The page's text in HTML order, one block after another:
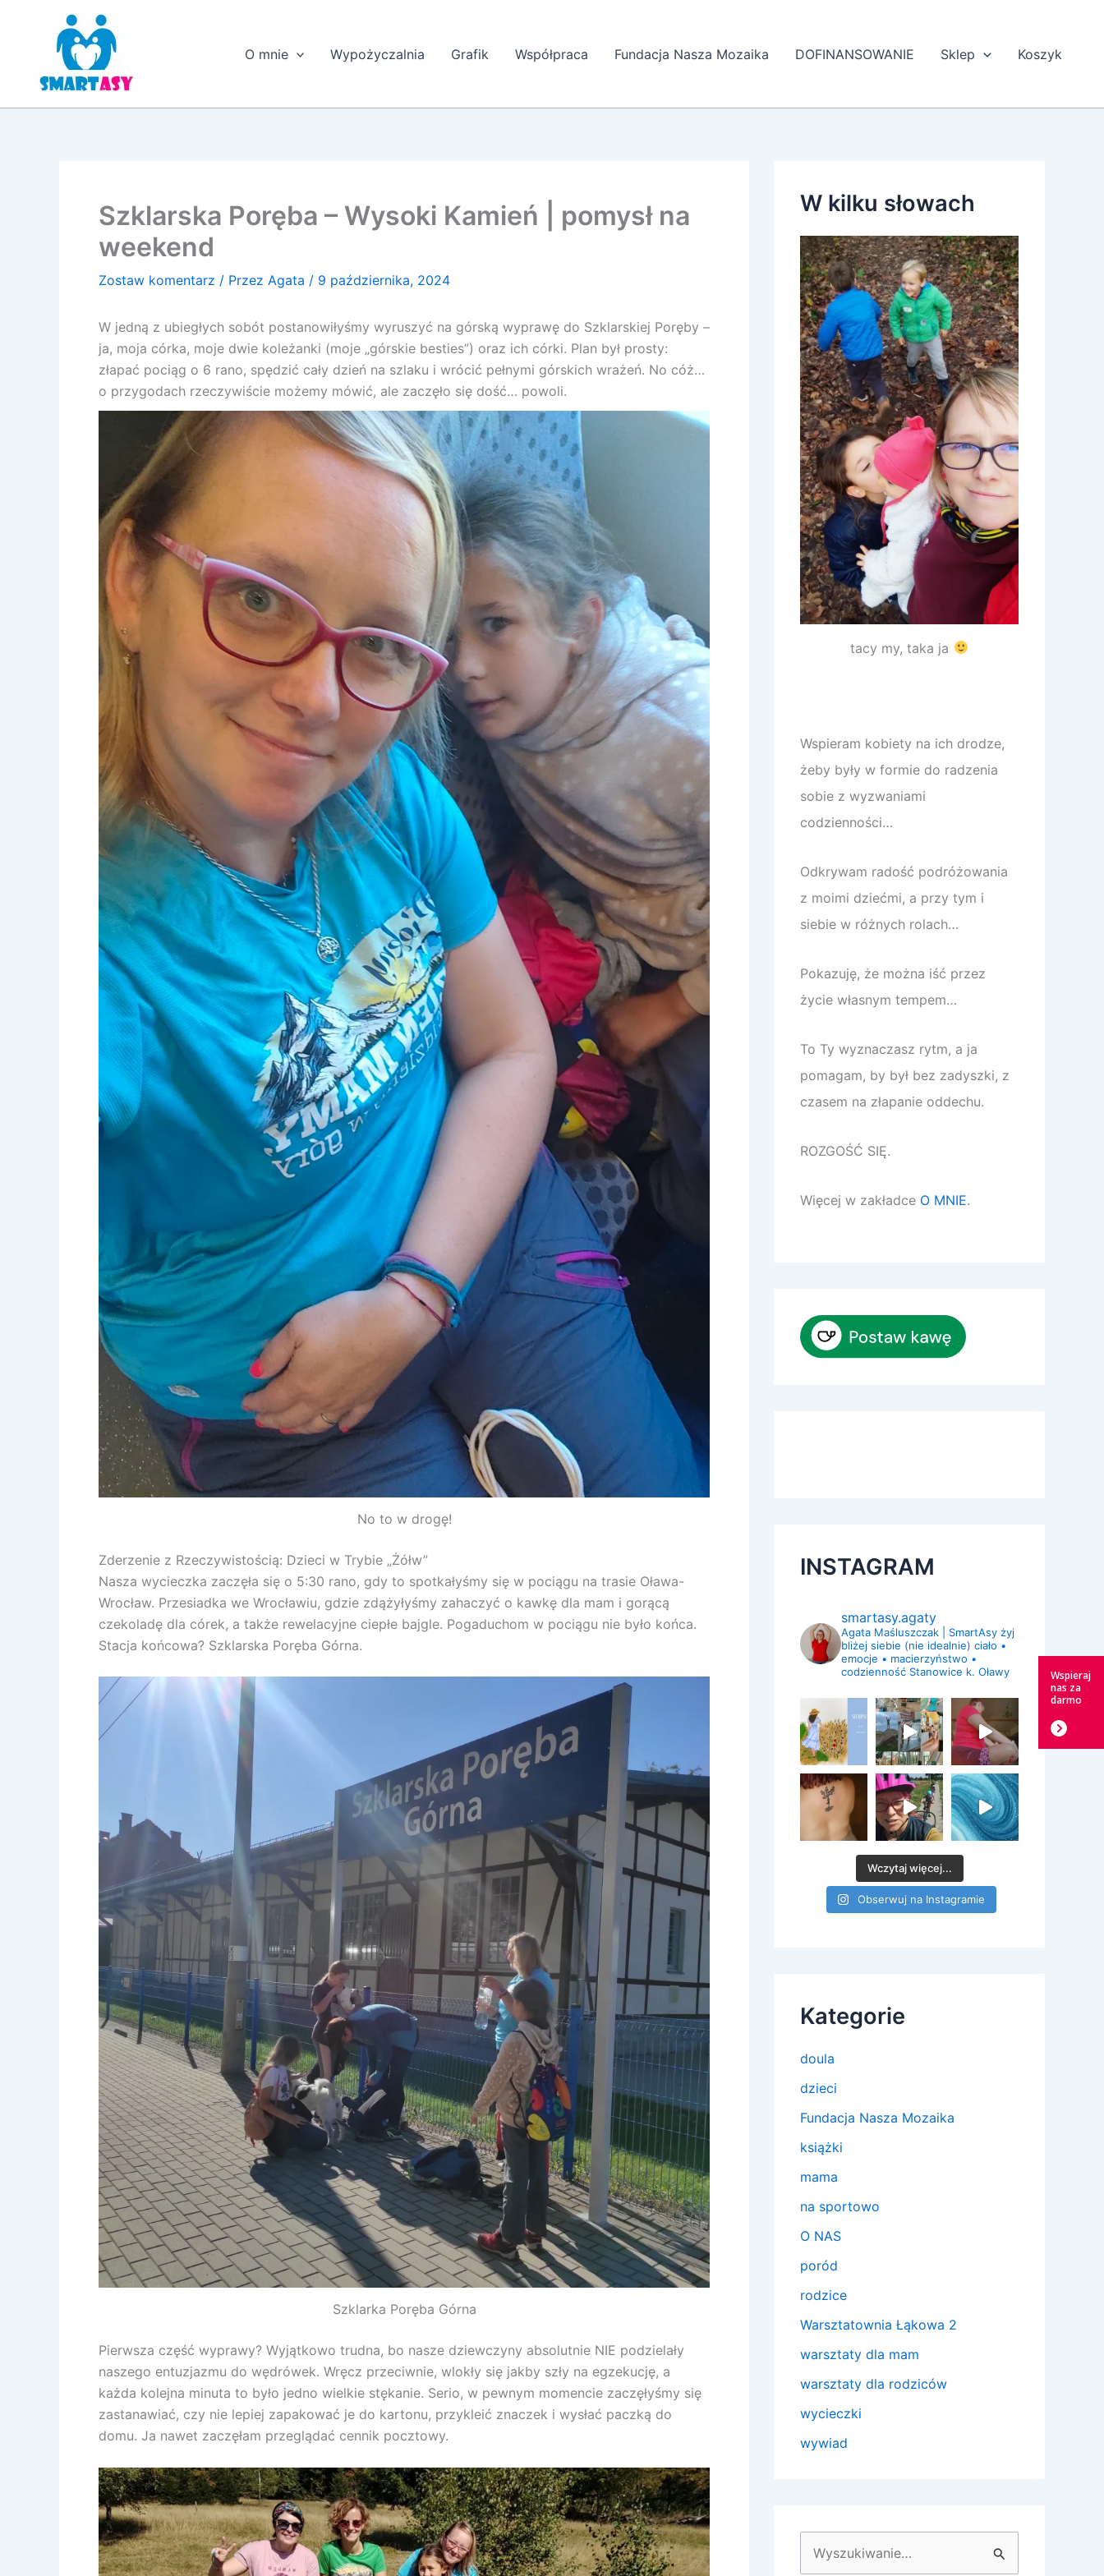
O mnie Wypożyczalnia Grafik Współpraca Fundacja Nasza Mozaika DOFINANSOWANIE Sklep Koszyk
Szklarska Poręba – Wysoki Kamień | pomysł na
weekend
Zostaw komentarz / Przez Agata / 9 października, 2024
W jedną z ubiegłych sobót postanowiłyśmy wyruszyć na górską wyprawę do Szklarskiej Poręby –
ja, moja córka, moje dwie koleżanki (moje „górskie besties”) oraz ich córki. Plan był prosty:
złapać pociąg o 6 rano, spędzić cały dzień na szlaku i wrócić pełnymi górskich wrażeń. No cóż…
o przygodach rzeczywiście możemy mówić, ale zaczęło się dość… powoli.
No to w drogę!
Zderzenie z Rzeczywistością: Dzieci w Trybie „Żółw”
Nasza wycieczka zaczęła się o 5:30 rano, gdy to spotkałyśmy się w pociągu na trasie Oława-
Wrocław. Przesiadka we Wrocławiu, gdzie zdążyłyśmy zahaczyć o kawkę dla mam i gorącą
czekoladę dla córek, a także rewelacyjne ciepłe bajgle. Pogaduchom w pociągu nie było końca.
Stacja końcowa? Szklarska Poręba Górna.
Szklarka Poręba Górna
Pierwsza część wyprawy? Wyjątkowo trudna, bo nasze dziewczyny absolutnie NIE podzielały
naszego entuzjazmu do wędrówek. Wręcz przeciwnie, wlokły się jakby szły na egzekucję, a
każda kolejna minuta to było jedno wielkie stękanie. Serio, w pewnym momencie zaczęłyśmy się
zastanawiać, czy nie lepiej zapakować je do kartonu, przykleić znaczek i wysłać paczką do
domu. Ja nawet zaczęłam przeglądać cennik pocztowy.
W kilku słowach
tacy my, taka ja
Wspieram kobiety na ich drodze,
żeby były w formie do radzenia
sobie z wyzwaniami
codzienności…
Odkrywam radość podróżowania
z moimi dziećmi, a przy tym i
siebie w różnych rolach…
Pokazuję, że można iść przez
życie własnym tempem…
To Ty wyznaczasz rytm, a ja
pomagam, by był bez zadyszki, z
czasem na złapanie oddechu.
ROZGOŚĆ SIĘ.
Więcej w zakładce O MNIE.
INSTAGRAM
smartasy.agaty
Agata Maśluszczak | SmartAsy żyj
bliżej siebie (nie idealnie) ciało •
emocje • macierzyństwo •
codzienność Stanowice k. Oławy
Wczytaj więcej...
Obserwuj na Instagramie
Kategorie
doula
dzieci
Fundacja Nasza Mozaika
książki
mama
na sportowo
O NAS
poród
rodzice
Warsztatownia Łąkowa 2
warsztaty dla mam
warsztaty dla rodziców
wycieczki
wywiad
Wspieraj
nas za
darmo